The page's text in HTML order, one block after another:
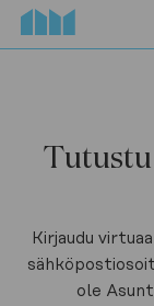
Kirjaudu
ole
Navigated to